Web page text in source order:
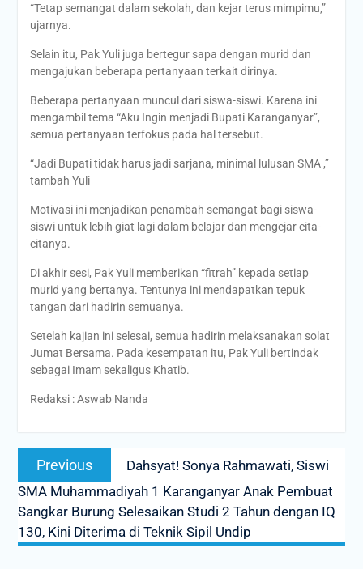
“Tetap semangat dalam sekolah, dan kejar terus mimpimu,”
ujarnya.
Selain itu, Pak Yuli juga bertegur sapa dengan murid dan
mengajukan beberapa pertanyaan terkait dirinya.
Beberapa pertanyaan muncul dari siswa-siswi. Karena ini
mengambil tema “Aku Ingin menjadi Bupati Karanganyar”,
semua pertanyaan terfokus pada hal tersebut.
“Jadi Bupati tidak harus jadi sarjana, minimal lulusan SMA ,”
tambah Yuli
Motivasi ini menjadikan penambah semangat bagi siswa-
siswi untuk lebih giat lagi dalam belajar dan mengejar cita-
citanya.
Di akhir sesi, Pak Yuli memberikan “fitrah” kepada setiap
murid yang bertanya. Tentunya ini mendapatkan tepuk
tangan dari hadirin semuanya.
Setelah kajian ini selesai, semua hadirin melaksanakan solat
Jumat Bersama. Pada kesempatan itu, Pak Yuli bertindak
sebagai Imam sekaligus Khatib.
Redaksi : Aswab Nanda
Post
navigation
Previous
Previous
post:
Dahsyat! Sonya Rahmawati, Siswi
SMA Muhammadiyah 1 Karanganyar Anak Pembuat
Sangkar Burung Selesaikan Studi 2 Tahun dengan IQ
130, Kini Diterima di Teknik Sipil Undip